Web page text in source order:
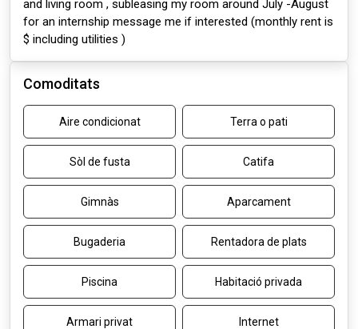
and living room , subleasing my room around July -August
for an internship message me if interested (monthly rent is
$ including utilities )
Comoditats
Aire condicionat Terra o pati
Sòl de fusta Catifa
Gimnàs Aparcament
Bugaderia Rentadora de plats
Piscina Habitació privada
Armari privat Internet